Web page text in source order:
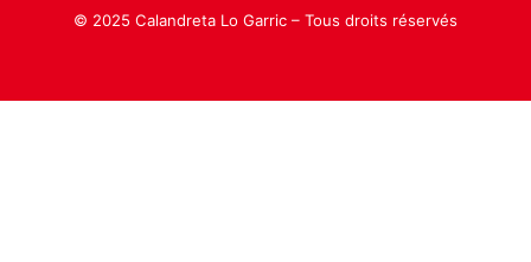
© 2025 Calandreta Lo Garric – Tous droits réservés